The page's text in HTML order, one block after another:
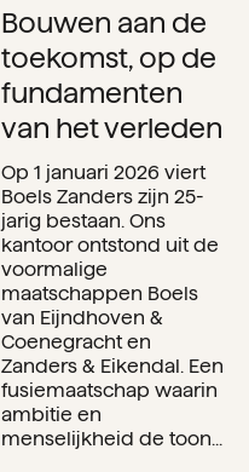
Bouwen aan de
toekomst, op de
fundamenten
van het verleden
Op 1 januari 2026 viert
Boels Zanders zijn 25-
jarig bestaan. Ons
kantoor ontstond uit de
voormalige
maatschappen Boels
van Eijndhoven &
Coenegracht en
Zanders & Eikendal. Een
fusiemaatschap waarin
ambitie en
menselijkheid de toon...